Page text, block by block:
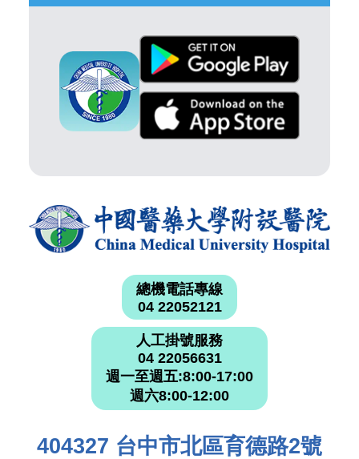
總機電話專線
04 22052121
人工掛號服務
04 22056631
週一至週五:8:00-17:00
週六8:00-12:00
404327 台中市北區育德路2號